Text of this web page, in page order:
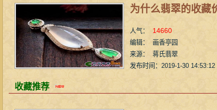
为什么翡翠的收藏
人气： 14660
编辑： 画香亭园
来源： 蒋氏翡翠
发布时间：2019-1-30 14:53:12
收藏推荐